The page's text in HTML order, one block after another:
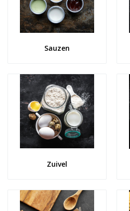
Sauzen
Zuivel